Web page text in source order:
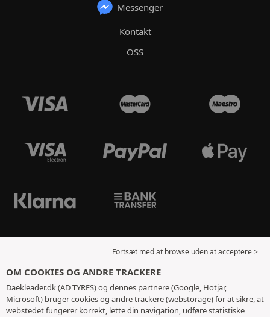
Messenger
Kontakt
OSS
Fortsæt med at browse uden at acceptere >
OM COOKIES OG ANDRE TRACKERE
Daekleader.dk (AD TYRES) og dennes partnere (Google, Hotjar,
Microsoft) bruger cookies og andre trackere (webstorage) for at sikre, at
webstedet fungerer korrekt, lette din navigation, udføre statistiske